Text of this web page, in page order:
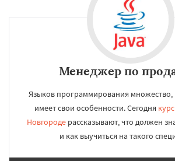
Менеджер по
Языков программирования множество,
имеет свои особенности. Сегодня
Новгороде рассказывают, что должен
и как выучиться на такого